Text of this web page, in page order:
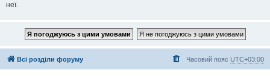
неї.
Всі розділи форуму Часовий пояс UTC+03:00